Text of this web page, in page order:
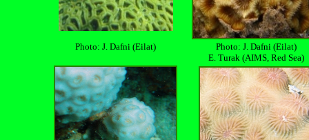
Photo: J. Dafni (Eilat)
Photo: J. Dafni (Eilat)
E. Turak (AIMS, Red Sea)